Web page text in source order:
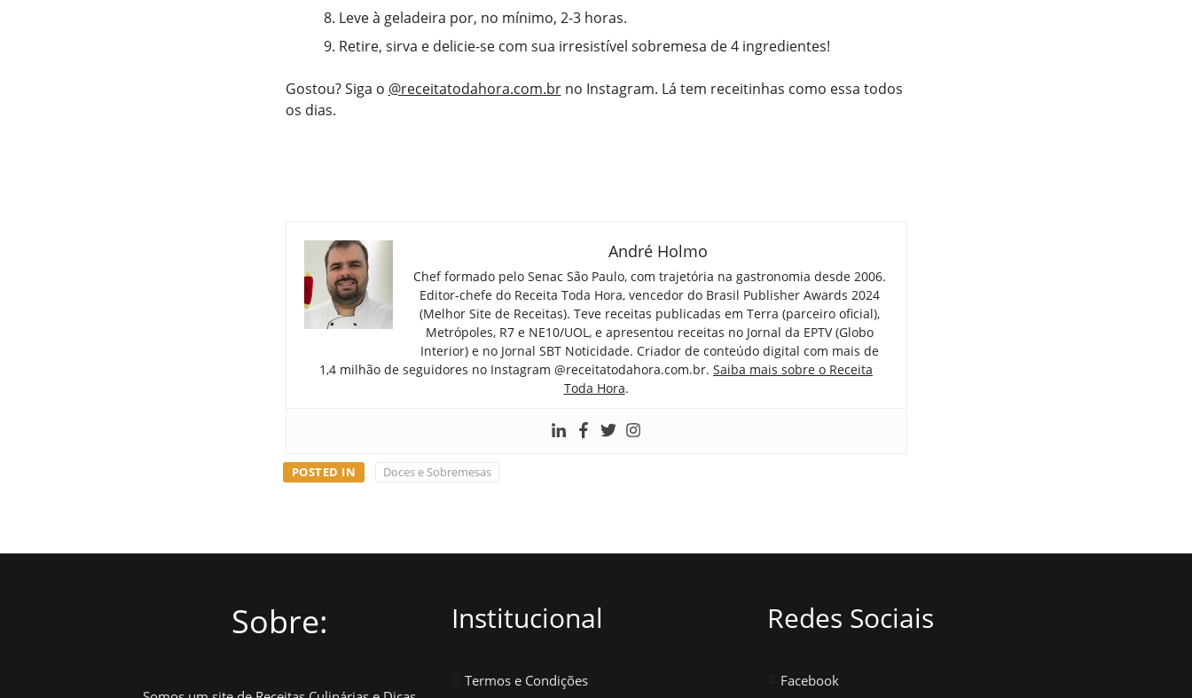
Leve à geladeira por, no mínimo, 2-3 horas.
Retire, sirva e delicie-se com sua irresistível sobremesa de 4 ingredientes!
Gostou? Siga o @receitatodahora.com.brno Instagram. Lá tem receitinhas como essa todos
os dias.
André Holmo
Chef formado pelo Senac São Paulo, com trajetória na gastronomia desde 2006.
Editor-chefe do Receita Toda Hora, vencedor do Brasil Publisher Awards 2024
(Melhor Site de Receitas). Teve receitas publicadas em Terra (parceiro oficial),
Metrópoles, R7 e NE10/UOL, e apresentou receitas no Jornal da EPTV (Globo
Interior) e no Jornal SBT Noticidade. Criador de conteúdo digital com mais de
1,4 milhão de seguidores no Instagram @receitatodahora.com.br. Saiba mais sobre o Receita
Toda Hora.
POSTED IN Doces e Sobremesas
Sobre: Institucional
Termos e Condições
Redes Sociais
Facebook